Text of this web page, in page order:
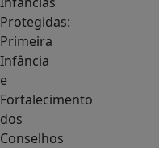
Protegidas:
Primeira
Infância
e
Fortalecimento
dos
Conselhos